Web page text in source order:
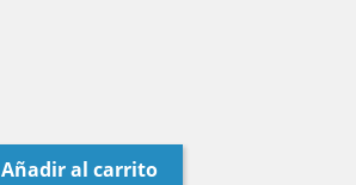
Añadir al carrito